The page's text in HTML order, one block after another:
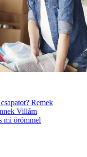
Remek
Villám
mi örömmel